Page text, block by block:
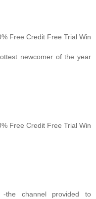
Free Credit Free Trial Win
newcomer of the year
Free Credit Free Trial Win
channel provided to